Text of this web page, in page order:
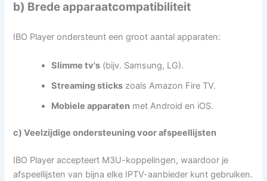
b) Brede apparaatcompatibiliteit
IBO Player ondersteunt een groot aantal apparaten:
Slimme tv's (bijv. Samsung, LG).
Streaming sticks zoals Amazon Fire TV.
Mobiele apparaten met Android en iOS.
c) Veelzijdige ondersteuning voor afspeellijsten
IBO Player accepteert M3U-koppelingen, waardoor je
afspeellijsten van bijna elke IPTV-aanbieder kunt gebruiken.